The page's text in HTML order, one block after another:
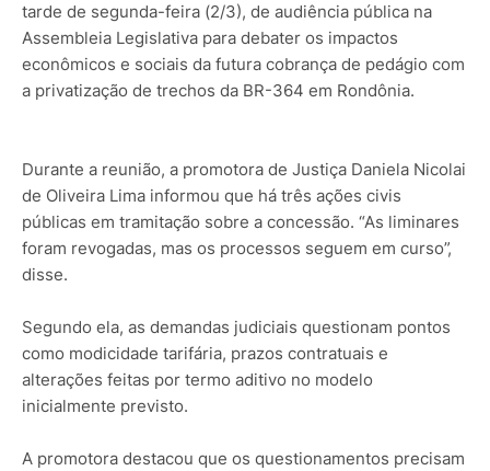
tarde de segunda-feira (2/3), de audiência pública na
Assembleia Legislativa para debater os impactos
econômicos e sociais da futura cobrança de pedágio com
a privatização de trechos da BR-364 em Rondônia.
Durante a reunião, a promotora de Justiça Daniela Nicolai
de Oliveira Lima informou que há três ações civis
públicas em tramitação sobre a concessão. “As liminares
foram revogadas, mas os processos seguem em curso”,
disse.
Segundo ela, as demandas judiciais questionam pontos
como modicidade tarifária, prazos contratuais e
alterações feitas por termo aditivo no modelo
inicialmente previsto.
A promotora destacou que os questionamentos precisam